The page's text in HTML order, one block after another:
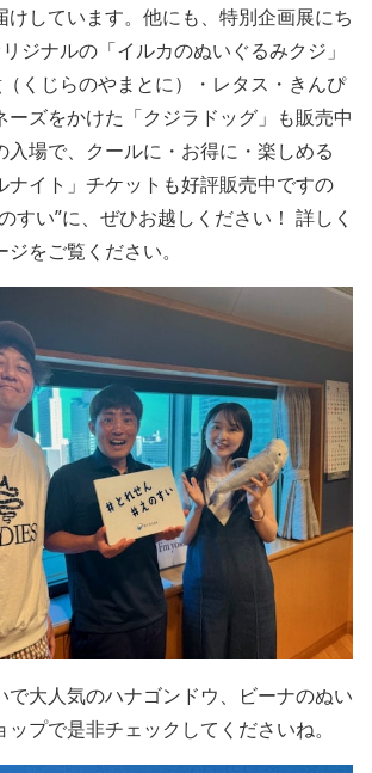
けしています。他にも、特別企画展にち
ジナルの「イルカのぬいぐるみクジ」
くじらのやまとに）・レタス・きんぴ
ーズをかけた「クジラドッグ」も販売中
入場で、クールに・お得に・楽しめる
ナイト」チケットも好評販売中ですの
すい”に、ぜひお越しください！ 詳しく
をご覧ください。
で大人気のハナゴンドウ、ビーナのぬい
ップで是非チェックしてくださいね。